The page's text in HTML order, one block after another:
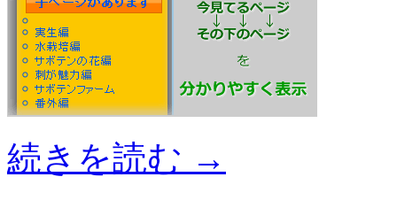
続きを読む →